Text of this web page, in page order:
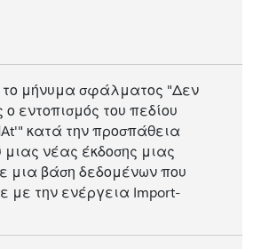
το μήνυμα σφάλματος "Δεν
ο εντοπισμός του πεδίου
κατά την προσπάθεια
μιας νέας έκδοσης μιας
μια βάση δεδομένων που
με την ενέργεια Import-